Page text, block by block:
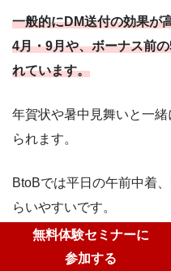
一般的にDM送付の効果が
4月・9月や、ボーナス前
れています。
年賀状や暑中見舞いと一
られます。
BtoBでは平日の午前中着
らいやすいです。
無料体験セミナーに
参加する